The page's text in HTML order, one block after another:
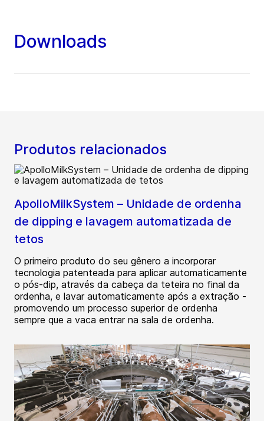
Downloads
Produtos relacionados
ApolloMilkSystem – Unidade de ordenha
de dipping e lavagem automatizada de
tetos
O primeiro produto do seu gênero a incorporar
tecnologia patenteada para aplicar automaticamente
o pós-dip, através da cabeça da teteira no final da
ordenha, e lavar automaticamente após a extração -
promovendo um processo superior de ordenha
sempre que a vaca entrar na sala de ordenha.